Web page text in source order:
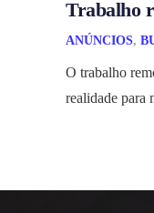
Trabalho
ANÚNCIOS,
O trabalho
realidade